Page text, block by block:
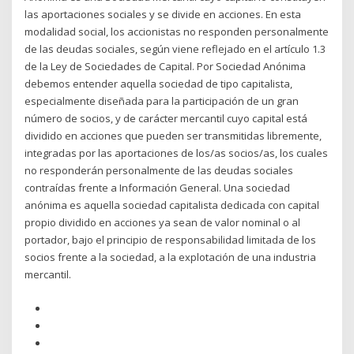
las aportaciones sociales y se divide en acciones. En esta
modalidad social, los accionistas no responden personalmente
de las deudas sociales, según viene reflejado en el artículo 1.3
de la Ley de Sociedades de Capital. Por Sociedad Anónima
debemos entender aquella sociedad de tipo capitalista,
especialmente diseñada para la participación de un gran
número de socios, y de carácter mercantil cuyo capital está
dividido en acciones que pueden ser transmitidas libremente,
integradas por las aportaciones de los/as socios/as, los cuales
no responderán personalmente de las deudas sociales
contraídas frente a Información General. Una sociedad
anónima es aquella sociedad capitalista dedicada con capital
propio dividido en acciones ya sean de valor nominal o al
portador, bajo el principio de responsabilidad limitada de los
socios frente a la sociedad, a la explotación de una industria
mercantil.